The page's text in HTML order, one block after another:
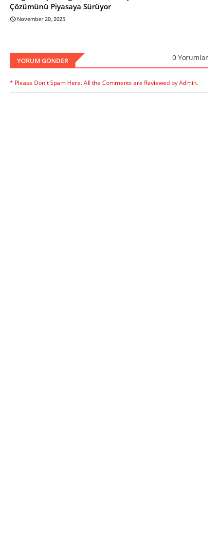
Çözümünü Piyasaya Sürüyor
November 20, 2025
YORUM GÖNDER 0 Yorumlar
* Please Don't Spam Here. All the Comments are Reviewed by Admin.